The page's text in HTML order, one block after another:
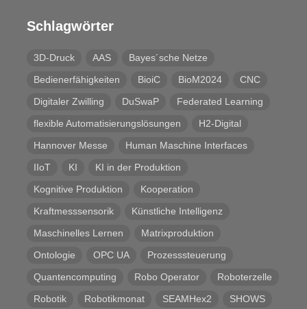
Schlagwörter
3D-Druck AAS
Bayes´sche Netze
Bedienerfähigkeiten
BioiC BioM2024
CNC
Digitaler Zwilling
DuSwaP
Federated Learning
flexible Automatisierungslösungen
H2-Digital
Hannover Messe
Human Maschine Interfaces
IIoT
KI
KI in der Produktion
Kognitive Produktion
Kooperation
Kraftmesssensorik
Künstliche Intelligenz
Maschinelles Lernen
Matrixproduktion
Ontologie
OPC UA
Prozesssteuerung
Quantencomputing
Robo Operator
Roboterzelle
Robotik
Robotikmonat SEAMHex2
SHOWS